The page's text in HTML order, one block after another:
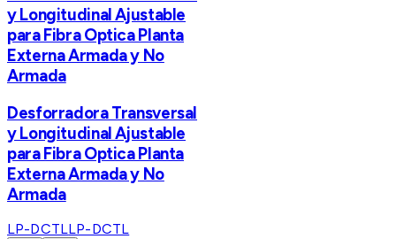
y Longitudinal Ajustable
para Fibra Optica Planta
Externa Armada y No
Armada
Desforradora Transversal
y Longitudinal Ajustable
para Fibra Optica Planta
Externa Armada y No
Armada
LP-DCTLLP-DCTL